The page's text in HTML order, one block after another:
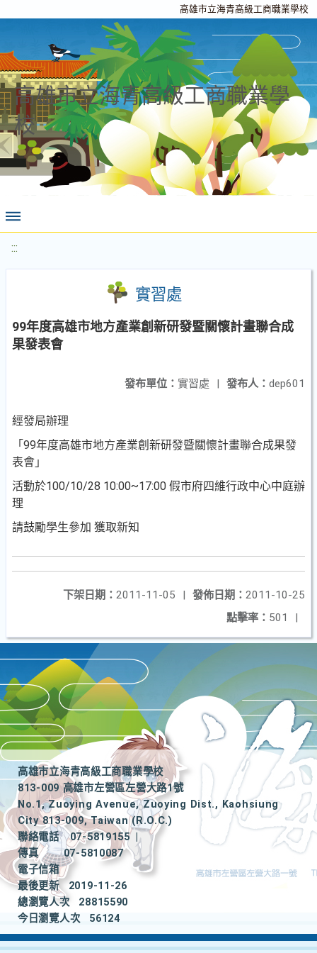
高雄市立海青高級工商職業學校
高雄市立海青高級工商職業學
校
:::
實習處
99年度高雄市地方產業創新研發暨關懷計畫聯合成
果發表會
發布人： dep601
發布單位： 實習處 |
經發局辦理
「99年度高雄市地方產業創新研發暨關懷計畫聯合成果發
表會」
活動於100/10/28 10:00~17:00 假市府四維行政中心中庭辦
理
請鼓勵學生參加 獲取新知
發佈日期： 2011-10-25
下架日期： 2011-11-05
|
點擊率： 501 |
高雄市立海青高級工商職業學校
813-009 高雄市左營區左營大路1號
No.1, Zuoying Avenue, Zuoying Dist., Kaohsiung
City 813-009, Taiwan (R.O.C.)
聯絡電話
07-5819155
|
傳真
07-5810087
電子信箱
最後更新
2019-11-26
總瀏覽人次
28815590
今日瀏覽人次
56124